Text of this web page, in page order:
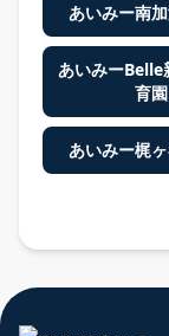
あいみー南
あいみーBelle
育園
あいみー梶